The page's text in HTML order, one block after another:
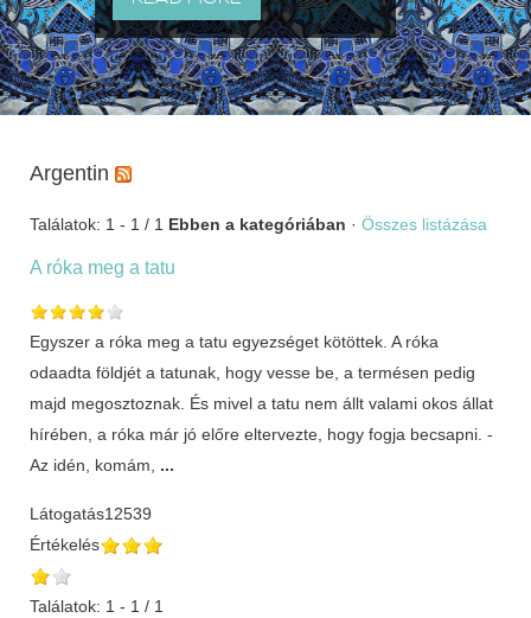
Argentin
Találatok: 1 - 1 / 1 Ebben a kategóriában · Összes listázása
A róka meg a tatu
Egyszer a róka meg a tatu egyezséget kötöttek. A róka
odaadta földjét a tatunak, hogy vesse be, a termésen pedig
majd megosztoznak. És mivel a tatu nem állt valami okos állat
hírében, a róka már jó előre eltervezte, hogy fogja becsapni. -
Az idén, komám, ...
Látogatás12539
Értékelés
Találatok: 1 - 1 / 1